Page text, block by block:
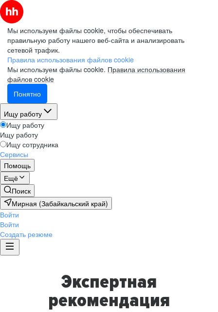
Мы используем файлы cookie, чтобы обеспечивать
правильную работу нашего веб-сайта и анализировать
сетевой трафик.
Правила использования файлов cookie
Мы используем файлы cookie. Правила использования
файлов cookie
Понятно
Ищу работу
Ищу работу
Ищу работу
Ищу сотрудника
Сервисы
Помощь
Ещё
Поиск
Мирная (Забайкальский край)
Войти
Войти
Создать резюме
Экспертная
рекомендация